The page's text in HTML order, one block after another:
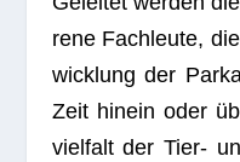
rene Fach­leute,
wick­lung der
Zeit hin­ein oder
viel­falt der Tier-